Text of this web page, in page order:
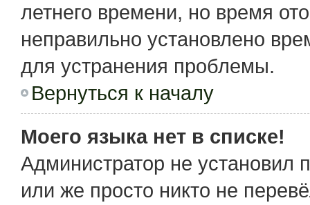
летнего времени, но время
неправильно установлено
для устранения проблемы.
Вернуться к началу
Моего языка нет в списке!
Администратор не установил
или же просто никто не